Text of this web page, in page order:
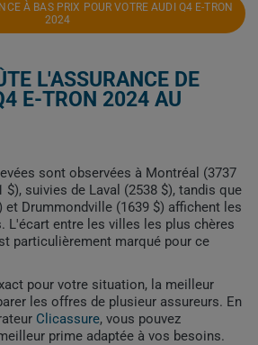
À BAS PRIX POUR VOTRE AUDI Q4 E-TRON
2024
L'ASSURANCE DE
E-TRON 2024 AU
sont observées à Montréal (3737
$), suivies de Laval (2538 $), tandis que
et Drummondville (1639 $) affichent les
L'écart entre les villes les plus chères
particulièrement marqué pour ce
pour votre situation, la meilleur
les offres de plusieur assureurs. En
Clicassure, vous pouvez
prime adaptée à vos besoins.